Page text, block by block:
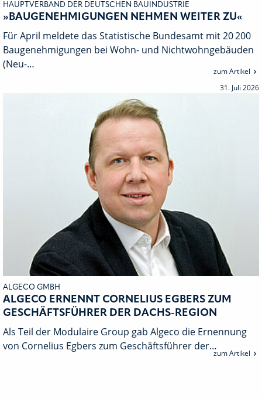
HAUPTVERBAND DER DEUTSCHEN BAUINDUSTRIE
»BAUGENEHMIGUNGEN NEHMEN WEITER ZU«
Für April meldete das Statistische Bundesamt mit 20 200
Baugenehmigungen bei Wohn- und Nichtwohngebäuden
(Neu-…
zum Artikel
31. Juli 2026
ALGECO GMBH
ALGECO ERNENNT CORNELIUS EGBERS ZUM
GESCHÄFTSFÜHRER DER DACHS-REGION
Als Teil der Modulaire Group gab Algeco die Ernennung
von Cornelius Egbers zum Geschäftsführer der…
zum Artikel